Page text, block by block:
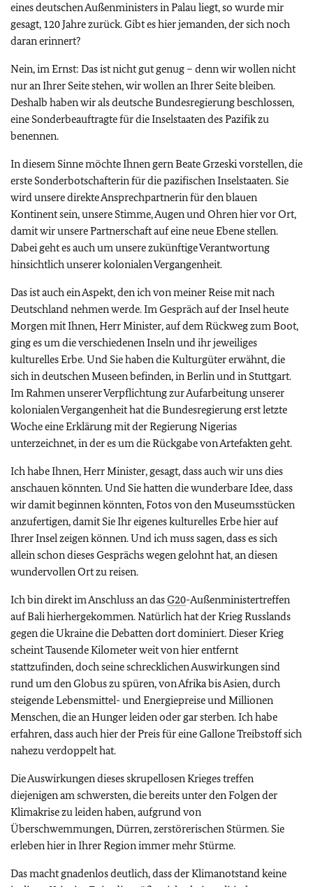
eines deutschen Außenministers in Palau liegt, so wurde mir
gesagt, 120 Jahre zurück. Gibt es hier jemanden, der sich noch
daran erinnert?
Nein, im Ernst: Das ist nicht gut genug – denn wir wollen nicht
nur an Ihrer Seite stehen, wir wollen an Ihrer Seite bleiben.
Deshalb haben wir als deutsche Bundesregierung beschlossen,
eine Sonderbeauftragte für die Inselstaaten des Pazifik zu
benennen.
In diesem Sinne möchte Ihnen gern Beate Grzeski vorstellen, die
erste Sonderbotschafterin für die pazifischen Inselstaaten. Sie
wird unsere direkte Ansprechpartnerin für den blauen
Kontinent sein, unsere Stimme, Augen und Ohren hier vor Ort,
damit wir unsere Partnerschaft auf eine neue Ebene stellen.
Dabei geht es auch um unsere zukünftige Verantwortung
hinsichtlich unserer kolonialen Vergangenheit.
Das ist auch ein Aspekt, den ich von meiner Reise mit nach
Deutschland nehmen werde. Im Gespräch auf der Insel heute
Morgen mit Ihnen, Herr Minister, auf dem Rückweg zum Boot,
ging es um die verschiedenen Inseln und ihr jeweiliges
kulturelles Erbe. Und Sie haben die Kulturgüter erwähnt, die
sich in deutschen Museen befinden, in Berlin und in Stuttgart.
Im Rahmen unserer Verpflichtung zur Aufarbeitung unserer
kolonialen Vergangenheit hat die Bundesregierung erst letzte
Woche eine Erklärung mit der Regierung Nigerias
unterzeichnet, in der es um die Rückgabe von Artefakten geht.
Ich habe Ihnen, Herr Minister, gesagt, dass auch wir uns dies
anschauen könnten. Und Sie hatten die wunderbare Idee, dass
wir damit beginnen könnten, Fotos von den Museumsstücken
anzufertigen, damit Sie Ihr eigenes kulturelles Erbe hier auf
Ihrer Insel zeigen können. Und ich muss sagen, dass es sich
allein schon dieses Gesprächs wegen gelohnt hat, an diesen
wundervollen Ort zu reisen.
Ich bin direkt im Anschluss an dasG20-Außenministertreffen
auf Bali hierhergekommen. Natürlich hat der Krieg Russlands
gegen die Ukraine die Debatten dort dominiert. Dieser Krieg
scheint Tausende Kilometer weit von hier entfernt
stattzufinden, doch seine schrecklichen Auswirkungen sind
rund um den Globus zu spüren, von Afrika bis Asien, durch
steigende Lebensmittel- und Energiepreise und Millionen
Menschen, die an Hunger leiden oder gar sterben. Ich habe
erfahren, dass auch hier der Preis für eine Gallone Treibstoff sich
nahezu verdoppelt hat.
Die Auswirkungen dieses skrupellosen Krieges treffen
diejenigen am schwersten, die bereits unter den Folgen der
Klimakrise zu leiden haben, aufgrund von
Überschwemmungen, Dürren, zerstörerischen Stürmen. Sie
erleben hier in Ihrer Region immer mehr Stürme.
Das macht gnadenlos deutlich, dass der Klimanotstand keine